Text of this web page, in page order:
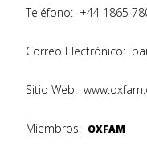
Teléfono: +44 1865
Correo Electrónico:
Sitio Web:
Miembros: OXFAM